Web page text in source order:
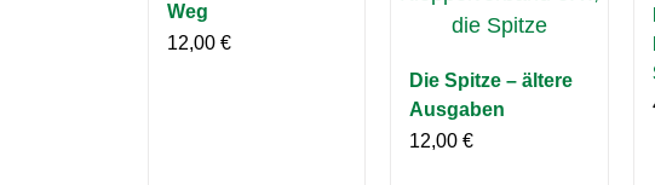
Weg
12,00 €
Die Spitze – ältere
Ausgaben
12,00€